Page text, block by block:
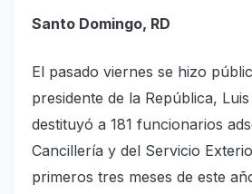
Santo Domingo, RD
El pasado viernes se hizo
presidente de la República,
destituyó a 181 funcionarios
Cancillería y del Servicio
primeros tres meses de este